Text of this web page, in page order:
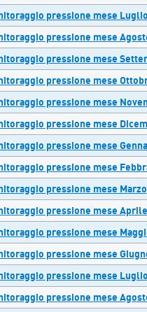
pressione mese Luglio
pressione mese
pressione mese
pressione mese
pressione mese
pressione mese
pressione mese
pressione mese
pressione mese Marzo
pressione mese Aprile
pressione mese
pressione mese
pressione mese Luglio
pressione mese